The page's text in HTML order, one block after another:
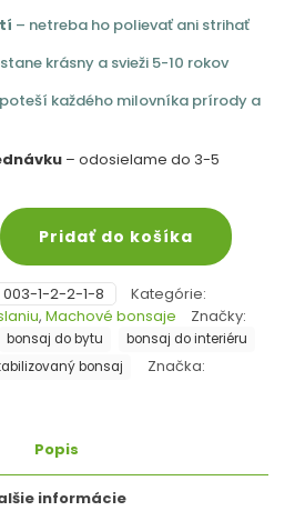
– netreba ho polievať ani strihať
krásny a svieži 5-10 rokov
každého milovníka prírody a
– odosielame do 3-5
Pridať do košíka
003-1-2-2-1-8
Kategórie:
, Machové bonsaje Značky:
bonsaj do bytu
bonsaj do interiéru
bonsaj
Značka:
Popis
informácie